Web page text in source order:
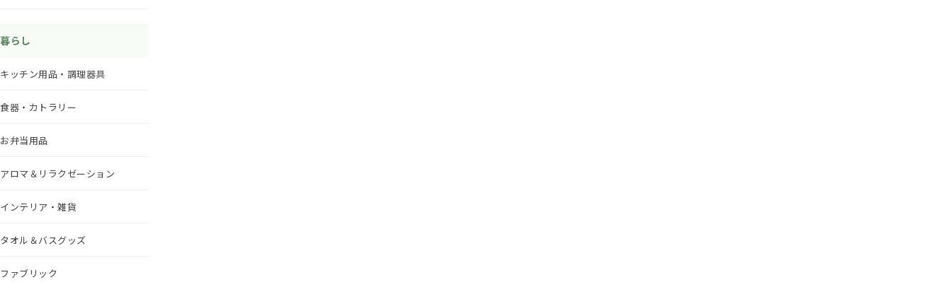
暮らし
キッチン用品・調理器具
食器・カトラリー
お弁当用品
アロマ＆リラクゼーション
インテリア・雑貨
タオル＆バスグッズ
ファブリック